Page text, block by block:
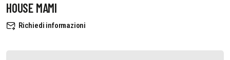
HOUSE MAMI
Richiedi informazioni